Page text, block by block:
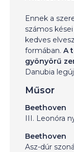
Ennek a
számos
kedves
formában. A
gyönyörű
Danubia
Műsor
Beethoven
III. Leonóra
Beethoven
Asz-dúr